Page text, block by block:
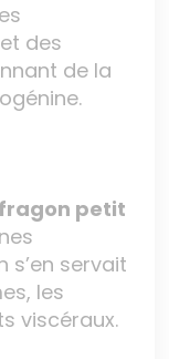
des
de la
fragon petit
s’en servait
les
viscéraux.